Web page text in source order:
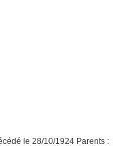
le 28/10/1924 Parents :